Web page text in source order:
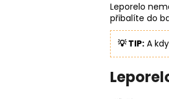
Leporelo
přibalíte do
💡 TIP: A